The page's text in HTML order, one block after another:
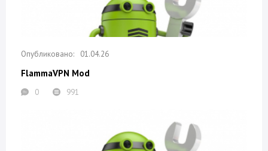
01.04.26
FlammaVPN Mod
0 991